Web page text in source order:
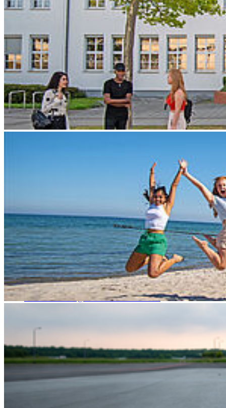
Im Vordergrund steht dieDarstellung der finanziellen,
technischen und organisatorischen Umsetzungeines
Geschäftskonzepts. Alle Teilnehmenden profitieren von
Expert*innen-Feedback, Workshops und wertvollen Kontakten ins
Gründungsnetzwerk.
Mit dem eigenen Geschäftskonzept in den Wettbewerb der
innovativsten Gründerinnen und Gründer aus Mecklenburg-
Vorpommern treten! Mit Expertenunterstützung die Geschäftsidee
für einen erfolgreichen Markteintritt entwickeln und den Grundstein
für die Unternehmensfinanzierung legen. DieChance auf Prämien
im Wert von bis zu 20.000 € nutzen und mit der Bewerbung am
Gründungsnetzwerk partizipieren!
Mitarbeiterin
Tel:
+49 3831 45 7062
Raum:
136, Haus 1
Doreen.Mlodzik@hochschule-stralsund.de